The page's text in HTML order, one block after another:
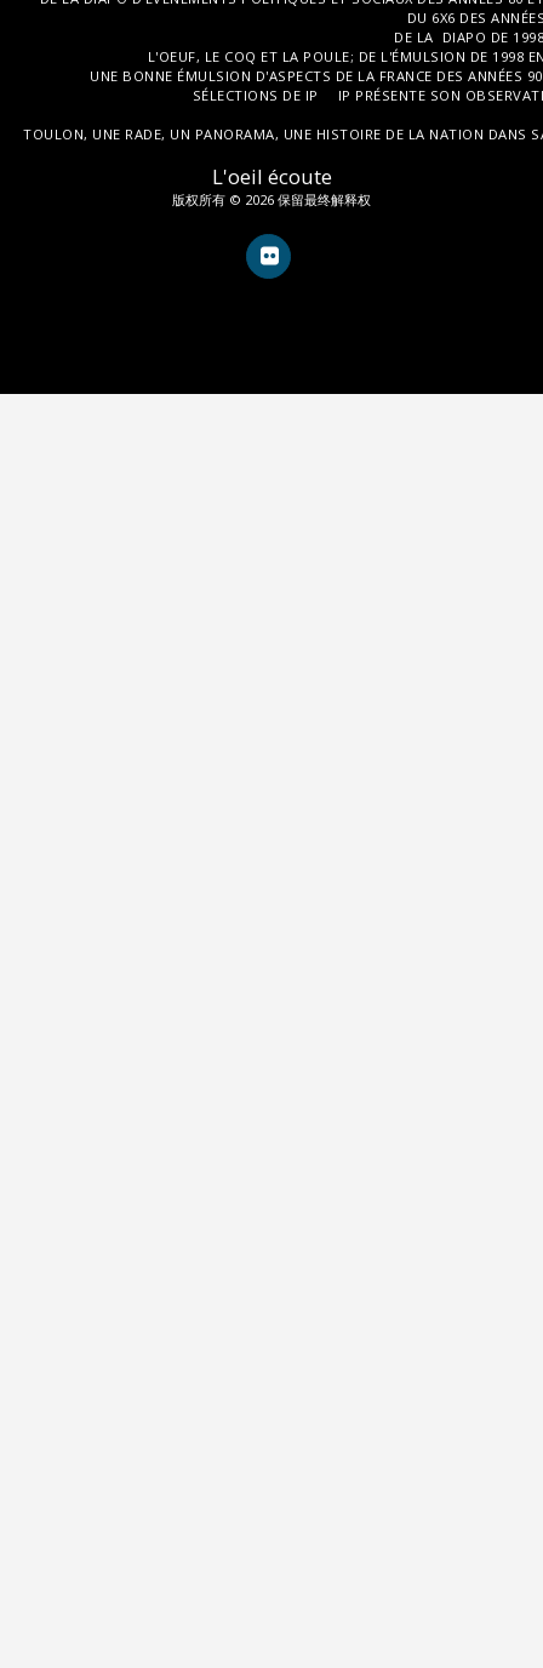
L'oeil écoute
版权所有 © 2026 保留最终解释权
DU 6X6 DES
DE LA DIAPO DE
L'OEUF, LE COQ ET LA POULE; DE L'ÉMULSION DE 1998
UNE BONNE ÉMULSION D'ASPECTS DE LA FRANCE DES ANNÉES
SÉLECTIONS DE IP
IP PRÉSENTE SON
TOULON, UNE RADE, UN PANORAMA, UNE HISTOIRE DE LA NATION DANS